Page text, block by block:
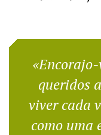
queridos
viver cada
como uma